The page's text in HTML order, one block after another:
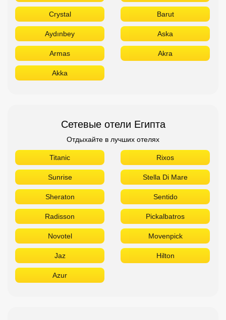
Crystal Barut
Aydınbey Aska
Armas Akra
Akka
Сетевые отели Египта
Отдыхайте в лучших отелях
Titanic Rixos
Sunrise Stella Di Mare
Sheraton Sentido
Radisson Pickalbatros
Novotel Movenpick
Jaz Hilton
Azur